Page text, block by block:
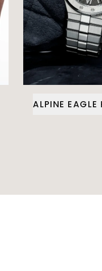
ALPINE EAGLE